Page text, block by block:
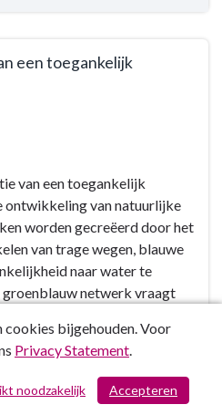
een toegankelijk
van een toegankelijk
ontwikkeling van natuurlijke
worden gecreëerd door het
van trage wegen, blauwe
naar water te
netwerk vraagt
gemaakt van een duidelijke
groenbeheersplan. Dit alles
groen, met meer
/ 201
bijgehouden. Voor
Privacy Statement.
Accepteren
noodzakelijk